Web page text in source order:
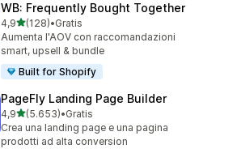
WB: Frequently Bought Together
4,9stelle su 5
(128)
128 recensioni totali
•Gratis
Aumenta l'AOV con raccomandazioni
smart, upsell & bundle
Built for Shopify
PageFly Landing Page Builder
4,9stelle su 5
(5.653)
5653 recensioni totali
•Gratis
Crea una landing page e una pagina
prodotti ad alta conversion